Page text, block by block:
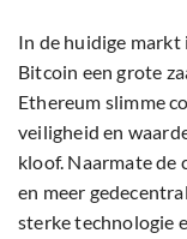
In de huidige
Bitcoin een grote
Ethereum slimme
veiligheid en
kloof. Naarmate de
en meer
sterke technologie